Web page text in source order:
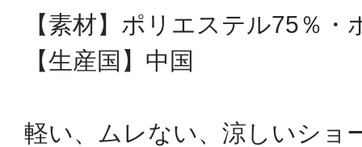
【素材】ポリエステル75％
【生産国】中国
軽い、ムレない、涼しいショ